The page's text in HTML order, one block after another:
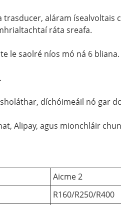
aláram ísealvoltais
ráta sreafa.
le saolré níos mó ná 6 bliana.
díchóimeáil nó gar
Alipay, agus mionchláir
Aicme 2
R160/R250/R400